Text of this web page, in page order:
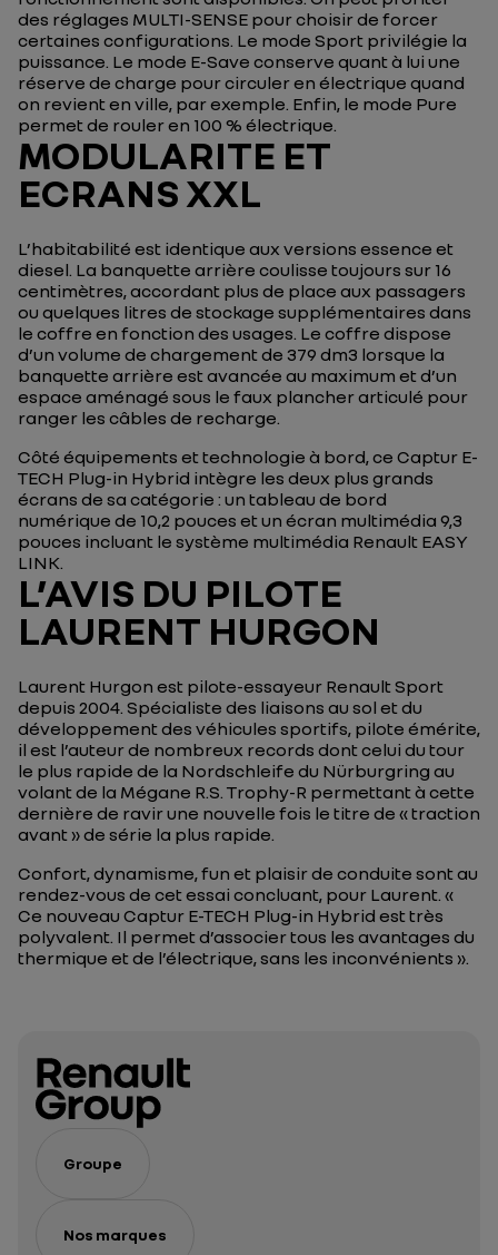
des réglages MULTI-SENSE pour choisir de forcer
certaines configurations. Le mode Sport privilégie la
puissance. Le mode E-Save conserve quant à lui une
réserve de charge pour circuler en électrique quand
on revient en ville, par exemple. Enfin, le mode Pure
permet de rouler en 100 % électrique.
MODULARITE ET
ECRANS XXL
L’habitabilité est identique aux versions essence et
diesel. La banquette arrière coulisse toujours sur 16
centimètres, accordant plus de place aux passagers
ou quelques litres de stockage supplémentaires dans
le coffre en fonction des usages. Le coffre dispose
d’un volume de chargement de 379 dm3 lorsque la
banquette arrière est avancée au maximum et d’un
espace aménagé sous le faux plancher articulé pour
ranger les câbles de recharge.
Côté équipements et technologie à bord, ce Captur E-
TECH Plug-in Hybrid intègre les deux plus grands
écrans de sa catégorie : un tableau de bord
numérique de 10,2 pouces et un écran multimédia 9,3
pouces incluant le système multimédia Renault EASY
LINK.
L’AVIS DU PILOTE
LAURENT HURGON
Laurent Hurgon est pilote-essayeur Renault Sport
depuis 2004. Spécialiste des liaisons au sol et du
développement des véhicules sportifs, pilote émérite,
il est l’auteur de nombreux records dont celui du tour
le plus rapide de la Nordschleife du Nürburgring au
volant de la Mégane R.S. Trophy-R permettant à cette
dernière de ravir une nouvelle fois le titre de « traction
avant » de série la plus rapide.
Confort, dynamisme, fun et plaisir de conduite sont au
rendez-vous de cet essai concluant, pour Laurent. «
Ce nouveau Captur E-TECH Plug-in Hybrid est très
polyvalent. Il permet d’associer tous les avantages du
thermique et de l’électrique, sans les inconvénients ».
Groupe
Nos marques